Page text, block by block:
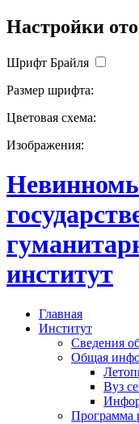
Настройки
Шрифт Брайля
Размер шрифта:
Цветовая схема:
Изображения:
институт
Главная
Институт
Сведения
Общая
Вуз
Программа